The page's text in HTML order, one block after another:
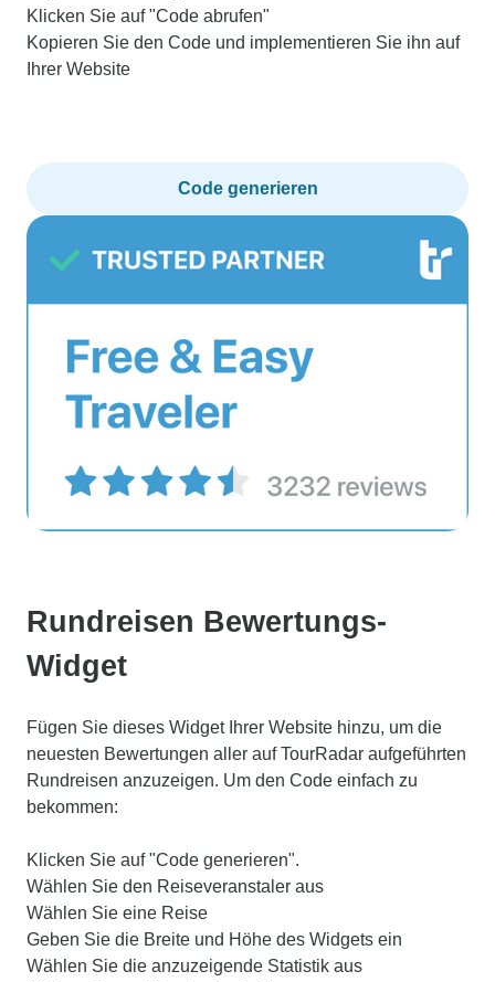
Klicken Sie auf "Code abrufen"
Kopieren Sie den Code und implementieren Sie ihn auf
Ihrer Website
Code generieren
Rundreisen Bewertungs-
Widget
Fügen Sie dieses Widget Ihrer Website hinzu, um die
neuesten Bewertungen aller auf TourRadar aufgeführten
Rundreisen anzuzeigen. Um den Code einfach zu
bekommen:
Klicken Sie auf "Code generieren".
Wählen Sie den Reiseveranstaler aus
Wählen Sie eine Reise
Geben Sie die Breite und Höhe des Widgets ein
Wählen Sie die anzuzeigende Statistik aus